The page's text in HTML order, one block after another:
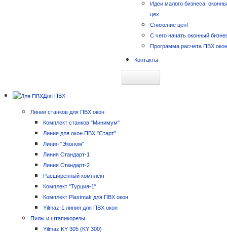
Идеи малого бизнеса:
цех
Снижение цен!
С чего начать оконный
Программа расчета ПВХ окон
Контакты
Для ПВХ
Линии станков для ПВХ окон
Комплект станков "Минимум"
Линия для окон ПВХ "Старт"
Линия "Эконом"
Линия Стандарт-1
Линия Стандарт-2
Расширенный комплект
Комплект "Турция-1"
Комплект Plastmak для ПВХ окон
Yilmaz-1 линия для ПВХ окон
Пилы и штапикорезы
Yilmaz KY 305 (KY 300)